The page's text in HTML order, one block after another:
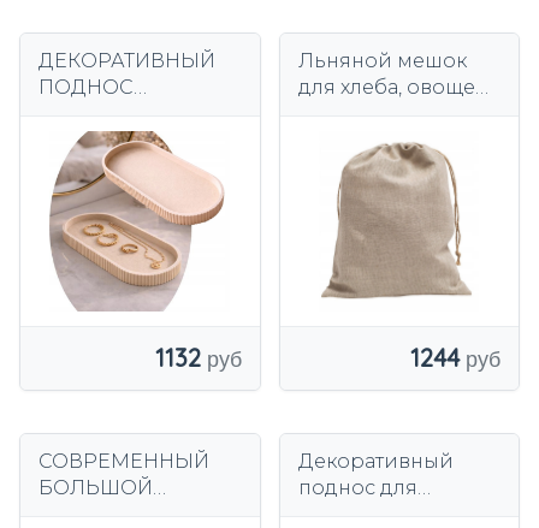
ДЕКОРАТИВНЫЙ
ПОДНОС
РЕБРИСТЫЙ С 3D
ПРИНТОМ
ЭЛЕГАНТНЫЙ ДЛЯ
ДОМА 20х9 СМ
1132
Льняной мешок
для хлеба, овощей,
1244
СОВРЕМЕННЫЙ
БОЛЬШОЙ
Декоративный
поднос для